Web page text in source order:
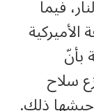
فيما
الأميركية
سلاح